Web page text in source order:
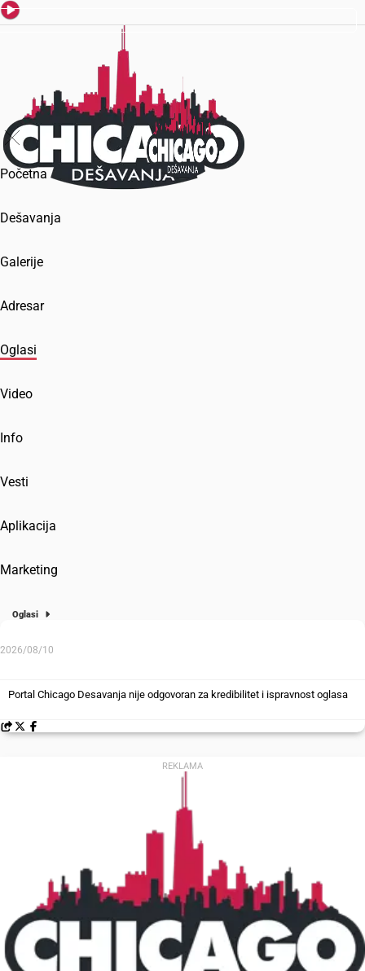
Početna
Dešavanja
Galerije
Adresar
Oglasi
Video
Info
Vesti
Aplikacija
Marketing
Oglasi
Portal Chicago Desavanja nije odgovoran za kredibilitet i ispravnost oglasa
2026/08/10
REKLAMA